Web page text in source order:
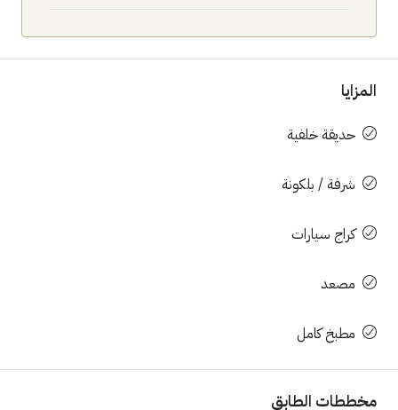
المزايا
حديقة خلفية
شرفة / بلكونة
كراج سيارات
مصعد
مطبخ كامل
مخططات الطابق